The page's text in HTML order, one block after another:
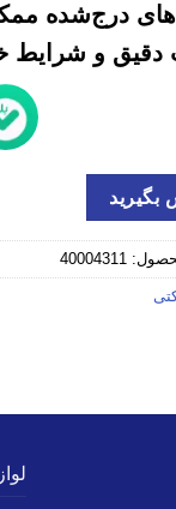
درج‌شده
دقیق و شرایط
بگیرید
40004311